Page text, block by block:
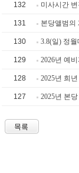
132 미사시간
131 본당앨범의
130 3.8(일) 정
129 2026년 예
128 2025년 희
127 2025년 본